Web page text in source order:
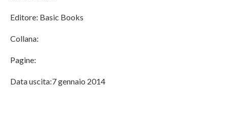
Editore: Basic Books
Collana:
Pagine:
Data uscita:7 gennaio 2014